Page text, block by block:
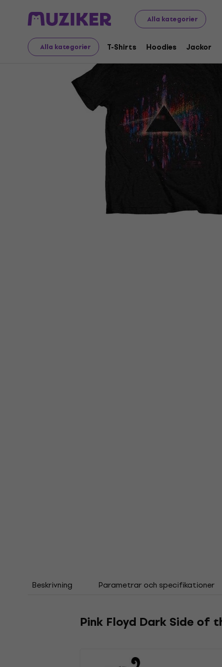
Alla kategorier
Alla kategorier T-Shirts Hoodies Jackor
Merch Musikalisk Merch T-Shirts
Beskrivning Parametrar och specifikationer
Pink Floyd Dark Side of